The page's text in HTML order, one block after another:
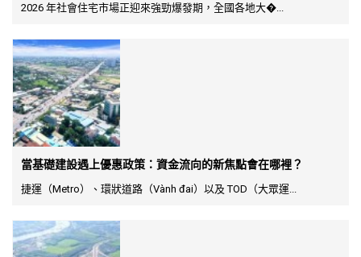
2026 年社會住宅市場正迎來強勁爆發期，全國各地大�...
當基礎建設遇上優惠政策：資金流向的新焦點會在哪裡？
捷運（Metro）、環狀道路（Vành đai）以及 TOD（大眾運...